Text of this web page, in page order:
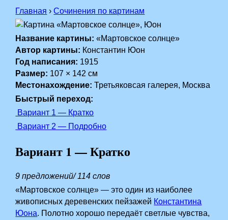
Главная › Сочинения по картинам
Название картины: «Мартовское солнце»
Автор картины: Константин Юон
Год написания: 1915
Размер: 107 × 142 см
Местонахождение: Третьяковсая галерея, Москва
Быстрый переход:
Вариант 1 — Кратко
Вариант 2 — Подробно
Вариант 1 — Кратко
9 предложений/ 114 слов
«Мартовское солнце» — это один из наиболее
живописных деревенских пейзажей Константина
Юона. Полотно хорошо передаёт светлые чувства,